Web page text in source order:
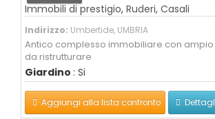
Immobili di prestigio, Ruderi, Casali
Indirizzo: Umbertide, UMBRIA
Antico complesso immobiliare con
da ristrutturare
Giardino : Si
Aggiungi alla lista confronto